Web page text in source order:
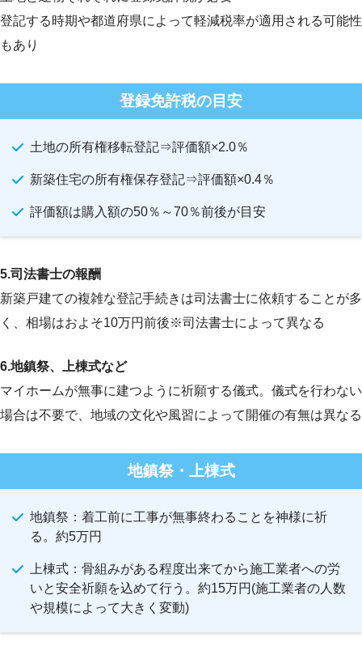
登記する時期や都道府県によって軽減税率が適用される可能性
もあり
登録免許税の目安
土地の所有権移転登記⇒評価額×2.0％
新築住宅の所有権保存登記⇒評価額×0.4％
評価額は購入額の50％～70％前後が目安
5.司法書士の報酬
新築戸建ての複雑な登記手続きは司法書士に依頼することが多
く、相場はおよそ10万円前後※司法書士によって異なる
6.地鎮祭、上棟式など
マイホームが無事に建つように祈願する儀式。儀式を行わない
場合は不要で、地域の文化や風習によって開催の有無は異なる
地鎮祭・上棟式
地鎮祭：着工前に工事が無事終わることを神様に祈
る。約5万円
上棟式：骨組みがある程度出来てから施工業者への労
いと安全祈願を込めて行う。約15万円(施工業者の人数
や規模によって大きく変動)